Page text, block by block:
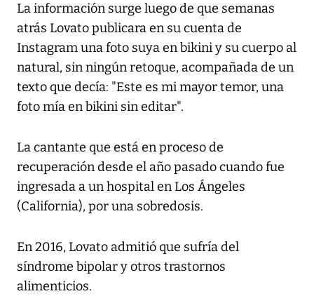
La información surge luego de que semanas
atrás Lovato publicara en su cuenta de
Instagram una foto suya en bikini y su cuerpo al
natural, sin ningún retoque, acompañada de un
texto que decía: "Este es mi mayor temor, una
foto mía en bikini sin editar".
La cantante que está en proceso de
recuperación desde el año pasado cuando fue
ingresada a un hospital en Los Ángeles
(California), por una sobredosis.
En 2016, Lovato admitió que sufría del
síndrome bipolar y otros trastornos
alimenticios.